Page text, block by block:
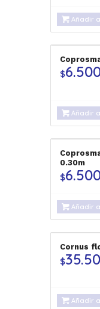
Añadir
$
Añadir
0.30m
$
Añadir
Cornus
$
Añadir